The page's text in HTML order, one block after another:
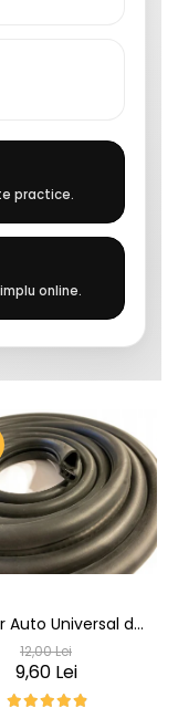
practice.
online.
Auto Universal de
Uși rezistent la
raze UV,
și temperaturi
12,00 Lei
9,60 Lei